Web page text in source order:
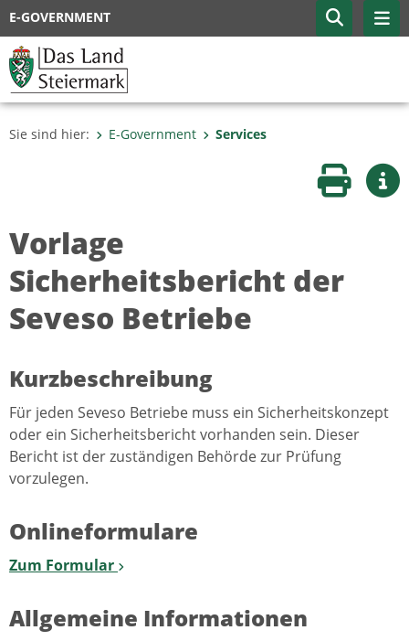
E-GOVERNMENT
Sie sind hier: E-Government Services
Seite
Vorlage
Sicherheitsbericht der
Seveso Betriebe
Kurzbeschreibung
Für jeden Seveso Betriebe muss ein Sicherheitskonzept
oder ein Sicherheitsbericht vorhanden sein. Dieser
Bericht ist der zuständigen Behörde zur Prüfung
vorzulegen.
Onlineformulare
Zum Formular
Allgemeine Informationen